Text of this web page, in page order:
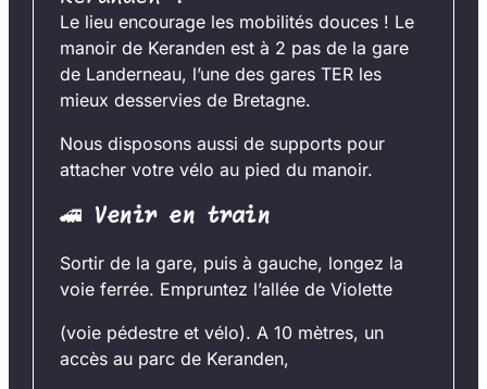
Le lieu encourage les mobilités douces ! Le
manoir de Keranden est à 2 pas de la gare
de Landerneau, l’une des gares TER les
mieux desservies de Bretagne.
Nous disposons aussi de supports pour
attacher votre vélo au pied du manoir.
🚄 Venir en train
Sortir de la gare, puis à gauche, longez la
voie ferrée. Empruntez l’allée de Violette
(voie pédestre et vélo). A 10 mètres, un
accès au parc de Keranden,